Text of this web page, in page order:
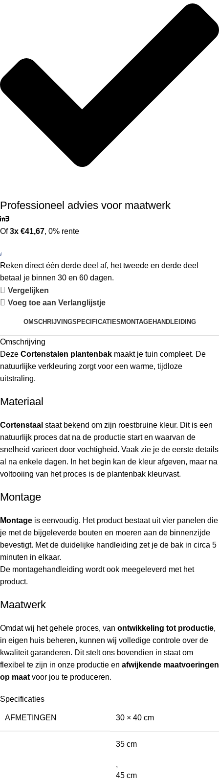
Professioneel advies voor maatwerk
Of3x €41,67, 0% rente
Reken direct één derde deel af, het tweede en derde deel
betaal je binnen 30 en 60 dagen.
Vergelijken
Voeg toe aan Verlanglijstje
OMSCHRIJVINGSPECIFICATIES MONTAGEHANDLEIDING
Omschrijving
Deze Cortenstalen plantenbak maakt je tuin compleet. De
natuurlijke verkleuring zorgt voor een warme, tijdloze
uitstraling.
Materiaal
Cortenstaal staat bekend om zijn roestbruine kleur. Dit is een
natuurlijk proces dat na de productie start en waarvan de
snelheid varieert door vochtigheid. Vaak zie je de eerste details
al na enkele dagen. In het begin kan de kleur afgeven, maar na
voltooiing van het proces is de plantenbak kleurvast.
Montage
Montage is eenvoudig. Het product bestaat uit vier panelen die
je met de bijgeleverde bouten en moeren aan de binnenzijde
bevestigt. Met de duidelijke handleiding zet je de bak in circa 5
minuten in elkaar.
De montagehandleiding wordt ook meegeleverd met het
product.
Maatwerk
Omdat wij het gehele proces, van ontwikkeling tot productie,
in eigen huis beheren, kunnen wij volledige controle over de
kwaliteit garanderen. Dit stelt ons bovendien in staat om
flexibel te zijn in onze productie en afwijkende maatvoeringen
op maat voor jou te produceren.
Specificaties
AFMETINGEN 30 × 40 cm
35 cm
,
45 cm